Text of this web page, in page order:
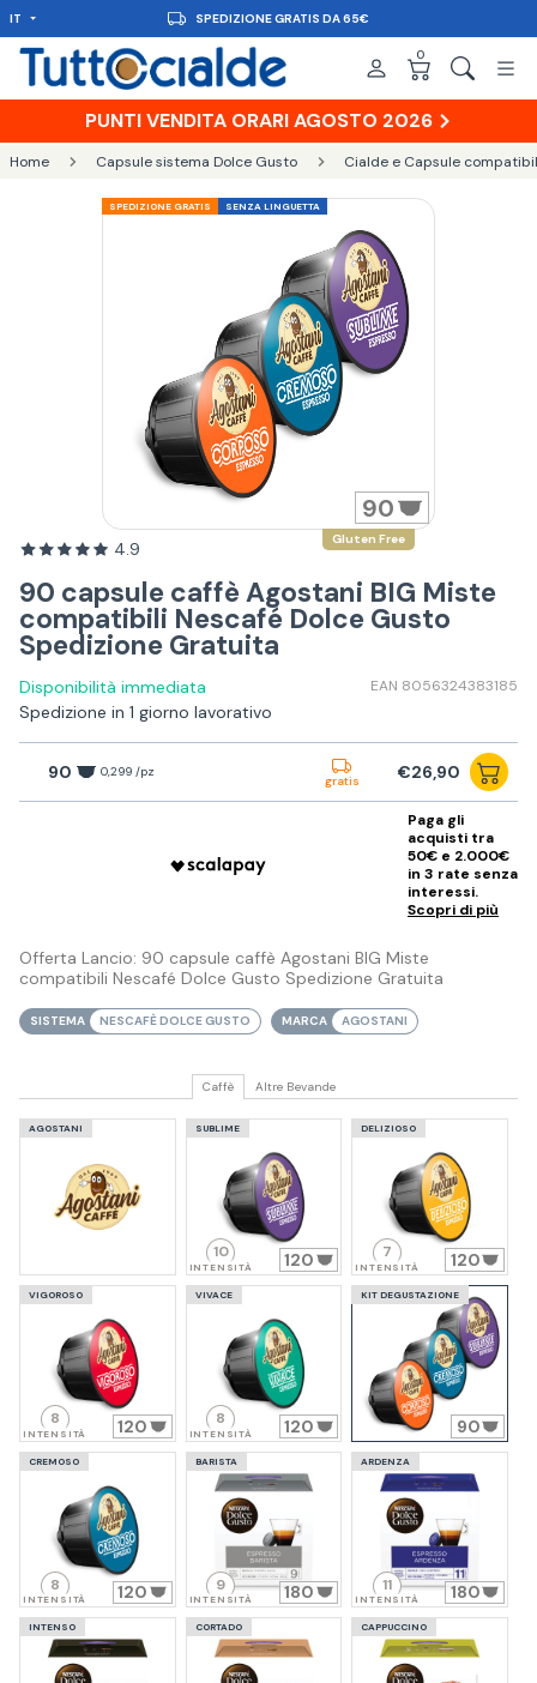
IT CONSEGNA IN 48H
0
PUNTI VENDITA ORARI AGOSTO 2026
Home Capsule sistema Dolce Gusto Cialde e Capsule
SPEDIZIONE GRATIS SENZA LINGUETTA
Gluten Free
90
4.9
90 capsule caffè Agostani BIG Miste
compatibili Nescafé Dolce Gusto
Spedizione Gratuita
Disponibilità immediata EAN 8056324383185
Spedizione in 1 giorno lavorativo
90 0,299 /pz
gratis €26,90
Paga gli
acquisti tra
50€ e 2.000€
in 3 rate senza
interessi.
Scopri di più
Offerta Lancio: 90 capsule caffè Agostani BIG Miste
compatibili Nescafé Dolce Gusto Spedizione Gratuita
SISTEMA NESCAFÈ DOLCE GUSTO MARCA AGOSTANI
Caffè Altre Bevande
AGOSTANI SUBLIME
10
INTENSITÀ 120
DELIZIOSO
7
INTENSITÀ 120
VIGOROSO
8
INTENSITÀ 120
VIVACE
8
INTENSITÀ 120
KIT DEGUSTAZIONE
90
CREMOSO
8
INTENSITÀ 120
BARISTA
9
INTENSITÀ 180
ARDENZA
11
INTENSITÀ 180
INTENSO CORTADO CAPPUCCINO